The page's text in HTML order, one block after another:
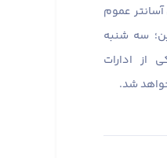
عموم
سه شنبه
از ادارات
شد.